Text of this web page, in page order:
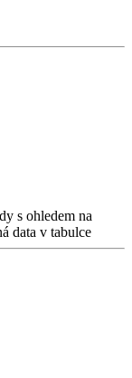
s ohledem na
data v tabulce